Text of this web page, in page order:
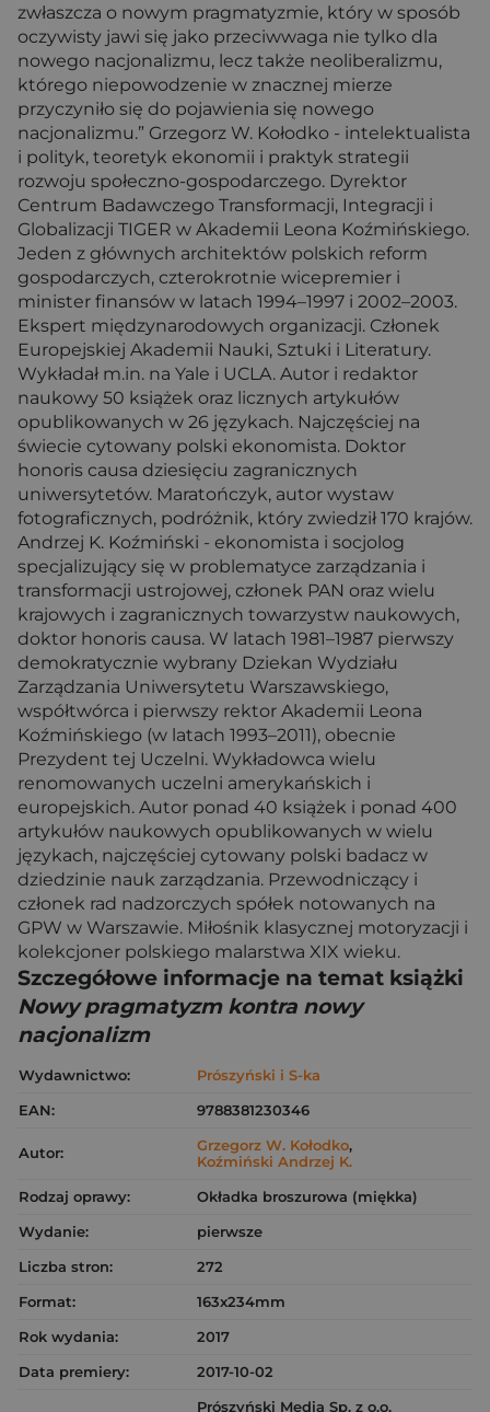
zwłaszcza o nowym pragmatyzmie, który w sposób
oczywisty jawi się jako przeciwwaga nie tylko dla
nowego nacjonalizmu, lecz także neoliberalizmu,
którego niepowodzenie w znacznej mierze
przyczyniło się do pojawienia się nowego
nacjonalizmu.” Grzegorz W. Kołodko - intelektualista
i polityk, teoretyk ekonomii i praktyk strategii
rozwoju społeczno-gospodarczego. Dyrektor
Centrum Badawczego Transformacji, Integracji i
Globalizacji TIGER w Akademii Leona Koźmińskiego.
Jeden z głównych architektów polskich reform
gospodarczych, czterokrotnie wicepremier i
minister finansów w latach 1994–1997 i 2002–2003.
Ekspert międzynarodowych organizacji. Członek
Europejskiej Akademii Nauki, Sztuki i Literatury.
Wykładał m.in. na Yale i UCLA. Autor i redaktor
naukowy 50 książek oraz licznych artykułów
opublikowanych w 26 językach. Najczęściej na
świecie cytowany polski ekonomista. Doktor
honoris causa dziesięciu zagranicznych
uniwersytetów. Maratończyk, autor wystaw
fotograficznych, podróżnik, który zwiedził 170 krajów.
Andrzej K. Koźmiński - ekonomista i socjolog
specjalizujący się w problematyce zarządzania i
transformacji ustrojowej, członek PAN oraz wielu
krajowych i zagranicznych towarzystw naukowych,
doktor honoris causa. W latach 1981–1987 pierwszy
demokratycznie wybrany Dziekan Wydziału
Zarządzania Uniwersytetu Warszawskiego,
współtwórca i pierwszy rektor Akademii Leona
Koźmińskiego (w latach 1993–2011), obecnie
Prezydent tej Uczelni. Wykładowca wielu
renomowanych uczelni amerykańskich i
europejskich. Autor ponad 40 książek i ponad 400
artykułów naukowych opublikowanych w wielu
językach, najczęściej cytowany polski badacz w
dziedzinie nauk zarządzania. Przewodniczący i
członek rad nadzorczych spółek notowanych na
GPW w Warszawie. Miłośnik klasycznej motoryzacji i
kolekcjoner polskiego malarstwa XIX wieku.
Szczegółowe informacje na temat książki
Nowy pragmatyzm kontra nowy
nacjonalizm
Wydawnictwo:
Prószyński i S-ka
EAN:
9788381230346
Autor: Grzegorz W. Kołodko,
Koźmiński Andrzej K.
Rodzaj oprawy:
Okładka broszurowa (miękka)
Wydanie:
pierwsze
Liczba stron:
272
Format:
163x234mm
Rok wydania:
2017
Data premiery:
2017-10-02
Prószyński Media Sp. z o.o.